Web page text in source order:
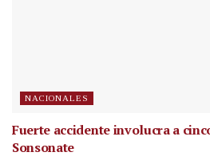
NACIONALES
Fuerte accidente involucra a
Sonsonate